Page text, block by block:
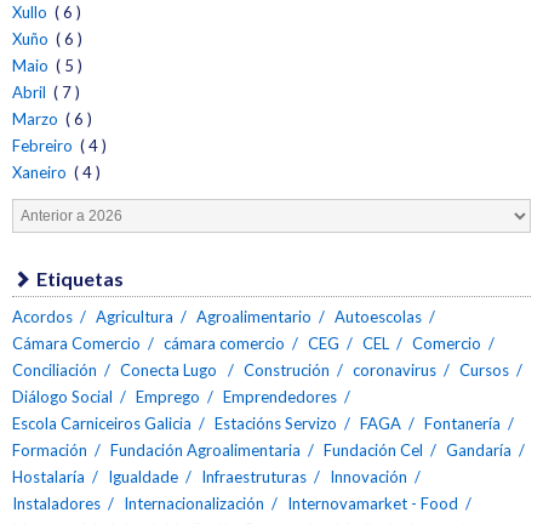
Xullo ( 6 )
Xuño ( 6 )
Maio ( 5 )
Abril ( 7 )
Marzo ( 6 )
Febreiro ( 4 )
Xaneiro ( 4 )
Etiquetas
Acordos Agricultura Agroalimentario
Autoescolas
Cámara Comercio
cámara comercio CEG CEL
Comercio
Conciliación
Conecta Lugo Construción coronavirus
Cursos
Diálogo Social
Emprego
Emprendedores
Escola Carniceiros Galicia
Estacións Servizo FAGA
Fontanería
Formación
Fundación Agroalimentaria Fundación Cel
Gandaría
Hostalaría
Igualdade Infraestruturas
Innovación
Instaladores
Internacionalización
Internovamarket - Food